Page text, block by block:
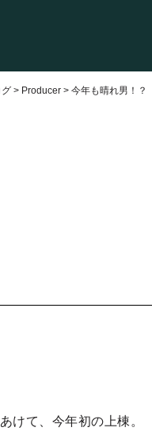
グ > Producer >今年も晴れ男！？
けて、今年初の上棟。